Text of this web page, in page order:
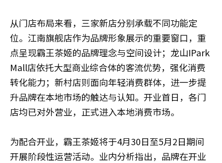
从门店布局来看，三家新店分别承载不同功能定
位。江南旗舰店作为品牌形象展示的重要窗口，重
点呈现霸王茶姬的品牌理念与空间设计；龙山IPark
Mall店依托大型商业综合体的客流优势，强化消费
转化能力；新村店则面向年轻消费群体，进一步提
升品牌在本地市场的触达与认知。开业首日，各门
店均已对外营业，正式进入本地消费市场。
为配合开业，霸王茶姬将于4月30日至5月2日期间
开展阶段性运营活动。业内分析指出，品牌在开业